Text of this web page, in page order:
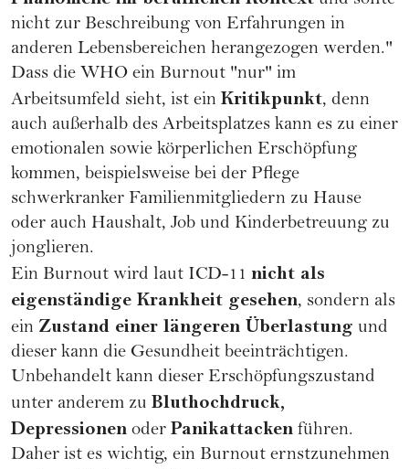
nicht zur Beschreibung von Erfahrungen in
anderen Lebensbereichen herangezogen werden."
Dass die WHO ein Burnout "nur" im
Arbeitsumfeld sieht, ist ein Kritikpunkt, denn
auch außerhalb des Arbeitsplatzes kann es zu einer
emotionalen sowie körperlichen Erschöpfung
kommen, beispielsweise bei der Pflege
schwerkranker Familienmitgliedern zu Hause
oder auch Haushalt, Job und Kinderbetreuung zu
jonglieren.
Ein Burnout wird laut ICD-11 nicht als
eigenständige Krankheit gesehen, sondern als
ein Zustand einer längeren Überlastung und
dieser kann die Gesundheit beeinträchtigen.
Unbehandelt kann dieser Erschöpfungszustand
unter anderem zu Bluthochdruck,
Depressionen oder Panikattacken führen.
Daher ist es wichtig, ein Burnout ernstzunehmen